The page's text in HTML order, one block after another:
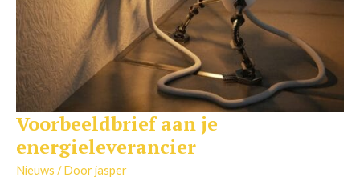
Voorbeeldbrief aan je
energieleverancier
Nieuws / Doorjasper
Voorbeeldbrief
je
energieleverancier